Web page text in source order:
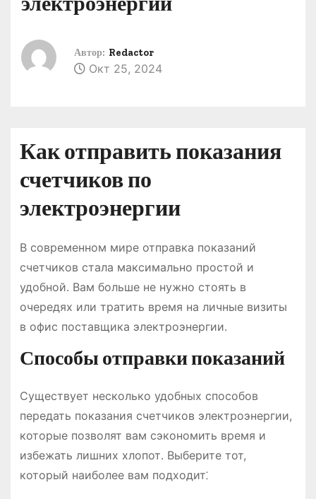
Автор: Redactor
Окт 25, 2024
Как отправить показания
счетчиков по
электроэнергии
В современном мире отправка показаний
счетчиков стала максимально простой и
удобной․ Вам больше не нужно стоять в
очередях или тратить время на личные визиты
в офис поставщика электроэнергии․
Способы отправки показаний
Существует несколько удобных способов
передать показания счетчиков электроэнергии,
которые позволят вам сэкономить время и
избежать лишних хлопот․ Выберите тот,
который наиболее вам подходит⁚